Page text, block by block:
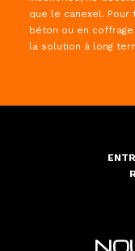
que le canexel.
béton ou en
la solution à long